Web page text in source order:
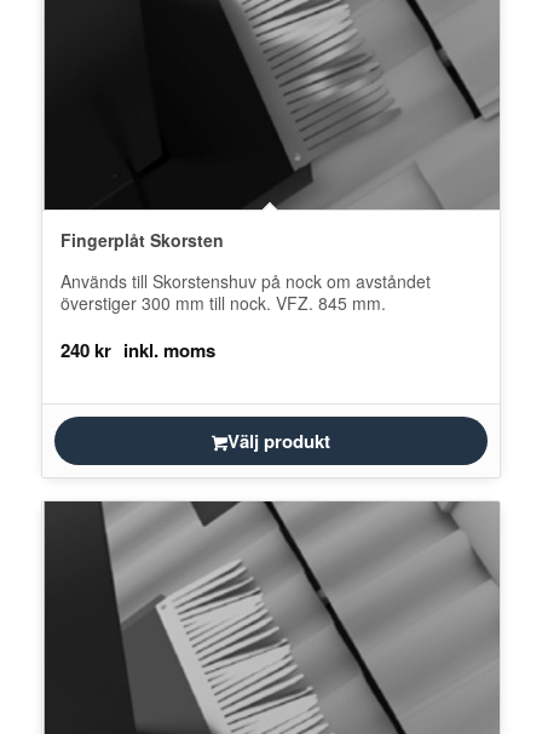
Fingerplåt Skorsten
Används till Skorstenshuv på nock om avståndet
överstiger 300 mm till nock. VFZ. 845 mm.
240kr
Välj produkt